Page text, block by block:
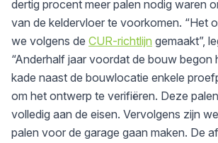
dertig procent meer palen nodig waren
van de keldervloer te voorkomen. “Het
we volgens de CUR-richtlijn gemaakt”,
“Anderhalf jaar voordat de bouw begon
kade naast de bouwlocatie enkele
om het ontwerp te verifiëren. Deze
volledig aan de eisen. Vervolgens zijn
palen voor de garage gaan maken. De